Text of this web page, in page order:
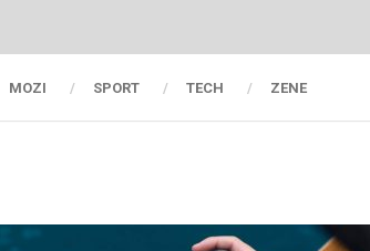
MOZI SPORT TECH ZENE